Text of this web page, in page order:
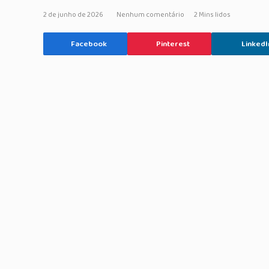
2 de junho de 2026 Nenhum comentário 2 Mins lidos
Facebook Pinterest